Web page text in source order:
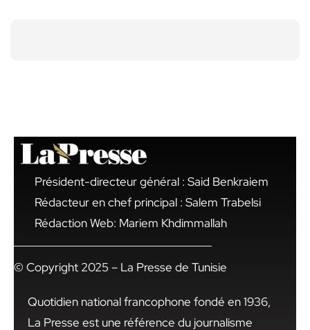
Président-directeur général : Said Benkraiem
Rédacteur en chef principal : Salem Trabelsi
Rédaction Web: Mariem Khdimmallah
© Copyright 2025 – La Presse de Tunisie
Quotidien national francophone fondé en 1936,
La Presse est une référence du journalisme